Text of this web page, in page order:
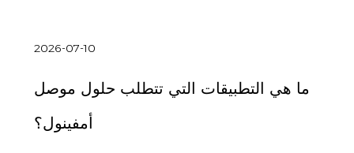
2026-07-10
ما هي التطبيقات التي تتطلب حلول موصل
أمفينول؟